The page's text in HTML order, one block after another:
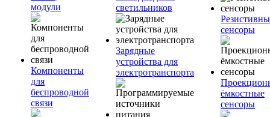
модули
Компоненты
для
беспроводной
связи
светильников
Зарядные
устройства для
электротранспорта
сенсоры
ёмкостные
сенсоры